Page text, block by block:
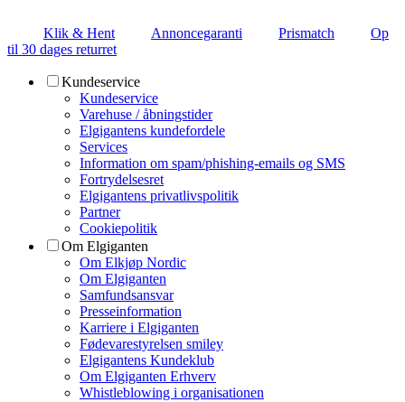
Klik & Hent Annoncegaranti Prismatch
Op
til 30 dages returret
Kundeservice
Kundeservice
Varehuse / åbningstider
Elgigantens kundefordele
Services
Information om spam/phishing-emails og SMS
Fortrydelsesret
Elgigantens privatlivspolitik
Partner
Cookiepolitik
Om Elgiganten
Om Elkjøp Nordic
Om Elgiganten
Samfundsansvar
Presseinformation
Karriere i Elgiganten
Fødevarestyrelsen smiley
Elgigantens Kundeklub
Om Elgiganten Erhverv
Whistleblowing i organisationen